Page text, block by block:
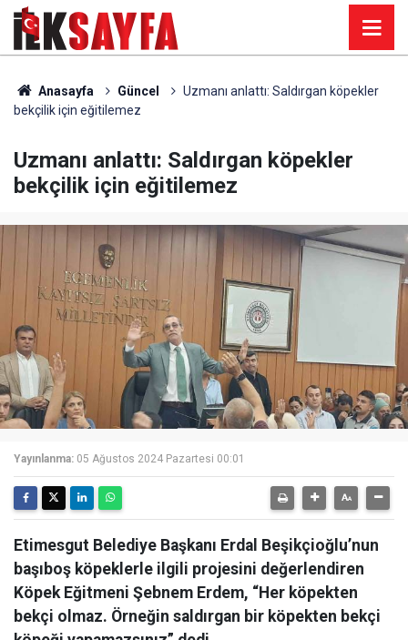
Anasayfa Güncel
Uzmanı anlattı: Saldırgan köpekler
bekçilik için eğitilemez
Uzmanı anlattı: Saldırgan köpekler
bekçilik için eğitilemez
Yayınlanma: 05 Ağustos 2024 Pazartesi 00:01
Etimesgut Belediye Başkanı Erdal Beşikçioğlu’nun
başıboş köpeklerle ilgili projesini değerlendiren
Köpek Eğitmeni Şebnem Erdem, “Her köpekten
bekçi olmaz. Örneğin saldırgan bir köpekten bekçi